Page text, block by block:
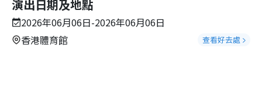
演出日期及地點
2026年06月06日-2026年06月06日
香港體育館
查看好去處